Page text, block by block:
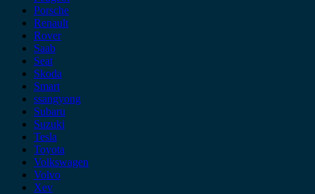
Porsche
Renault
Rover
Saab
Seat
Skoda
Smart
ssangyong
Subaru
Suzuki
Tesla
Toyota
Volkswagen
Volvo
Xev